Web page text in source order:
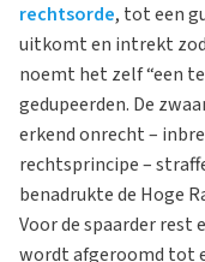
rechtsorde, tot een
uitkomt en intrekt
noemt het zelf “een
gedupeerden. De
erkend onrecht –
rechtsprincipe –
benadrukte de Hoge
Voor de spaarder rest
wordt afgeroomd tot